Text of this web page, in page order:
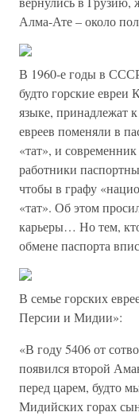
Алма-Ате – около
В 1960-е годы в СССР
будто горские евреи
языке, принадлежат
евреев поменяли в
«тат», и
работники
чтобы в графу
«тат». Об этом
карьеры… Но тем,
обмене паспорта
В семье горских
Персии и Мидии»:
«В году 5406 от
появился второй
перед царем, будто
Мидийских горах